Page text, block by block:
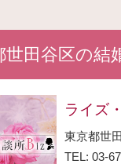
世田谷区の結
ライズ
東京都世
TEL: 03-